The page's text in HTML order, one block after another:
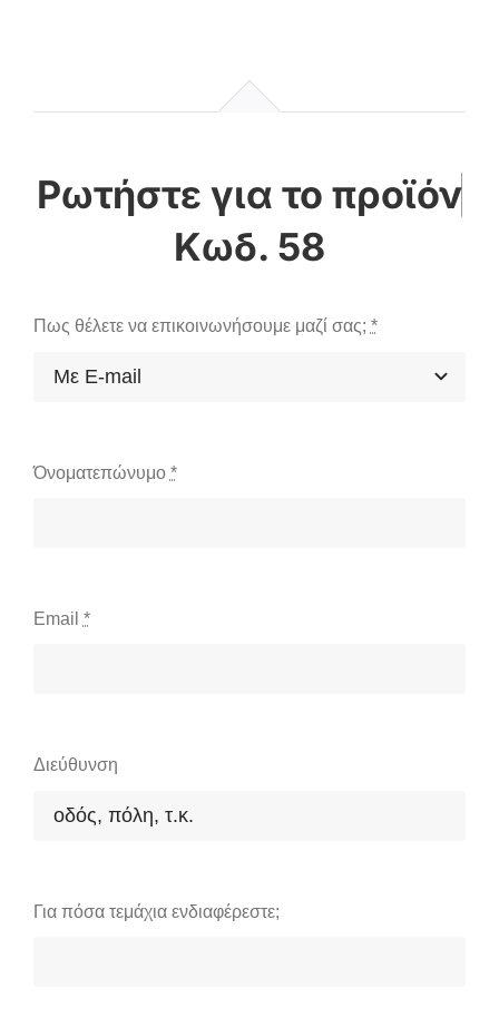
Κωδ. 58
Πως θέλετε να επικοινωνήσουμε μαζί σας; *
Όνοματεπώνυμο *
Email *
Διεύθυνση
Για πόσα τεμάχια ενδιαφέρεστε;